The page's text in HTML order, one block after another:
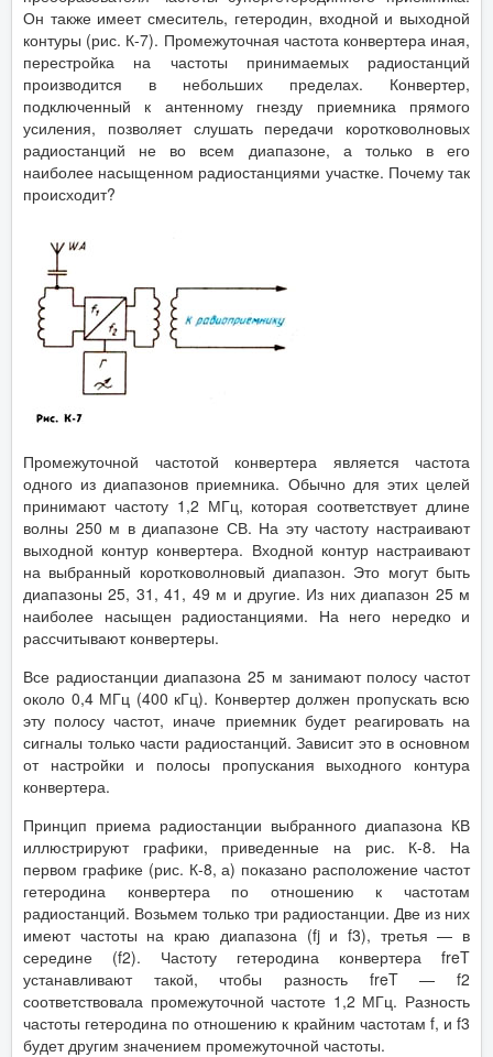
Он также имеет смеситель, гетеродин, входной и выходной
контуры (рис. К-7). Промежуточная частота конвертера иная,
перестройка на частоты принимаемых радиостанций
производится в небольших пределах. Конвертер,
подключенный к антенному гнезду приемника прямого
усиления, позволяет слушать передачи коротковолновых
радиостанций не во всем диапазоне, а только в его
наиболее насыщенном радиостанциями участке. Почему так
происходит?
Промежуточной частотой конвертера является частота
одного из диапазонов приемника. Обычно для этих целей
принимают частоту 1,2 МГц, которая соответствует длине
волны 250 м в диапазоне СВ. На эту частоту настраивают
выходной контур конвертера. Входной контур настраивают
на выбранный коротковолновый диапазон. Это могут быть
диапазоны 25, 31, 41, 49 м и другие. Из них диапазон 25 м
наиболее насыщен радиостанциями. На него нередко и
рассчитывают конвертеры.
Все радиостанции диапазона 25 м занимают полосу частот
около 0,4 МГц (400 кГц). Конвертер должен пропускать всю
эту полосу частот, иначе приемник будет реагировать на
сигналы только части радиостанций. Зависит это в основном
от настройки и полосы пропускания выходного контура
конвертера.
Принцип приема радиостанции выбранного диапазона КВ
иллюстрируют графики, приведенные на рис. К-8. На
первом графике (рис. К-8, а) показано расположение частот
гетеродина конвертера по отношению к частотам
радиостанций. Возьмем только три радиостанции. Две из них
имеют частоты на краю диапазона (fj и f3), третья — в
середине (f2). Частоту гетеродина конвертера freT
устанавливают такой, чтобы разность freT — f2
соответствовала промежуточной частоте 1,2 МГц. Разность
частоты гетеродина по отношению к крайним частотам f, и f3
будет другим значением промежуточной частоты.